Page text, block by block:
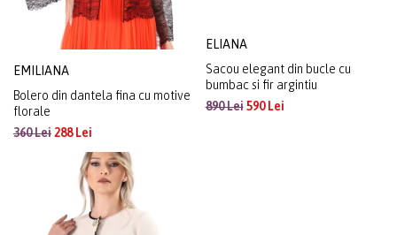
EMILIANA
Bolero din dantela fina cu motive
florale
360 Lei288 Lei
ELIANA
Sacou elegant din bucle cu
bumbac si fir argintiu